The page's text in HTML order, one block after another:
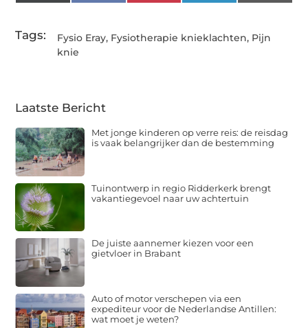
(Twitter)
Tags: Fysio Eray, Fysiotherapie knieklachten, Pijn
knie
Laatste Bericht
Met jonge kinderen op verre reis: de reisdag
is vaak belangrijker dan de bestemming
Tuinontwerp in regio Ridderkerk brengt
vakantiegevoel naar uw achtertuin
De juiste aannemer kiezen voor een
gietvloer in Brabant
Auto of motor verschepen via een
expediteur voor de Nederlandse Antillen:
wat moet je weten?